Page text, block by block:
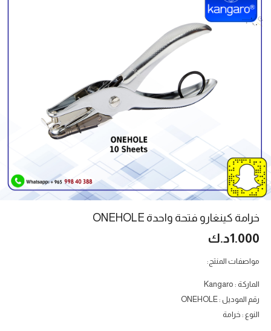
خرامة كينغارو فتحة واحدة ONEHOLE
1.000د.ك
مواصفات المنتج:
الماركة : Kangaro
رقم الموديل : ONEHOLE
النوع : خرامة